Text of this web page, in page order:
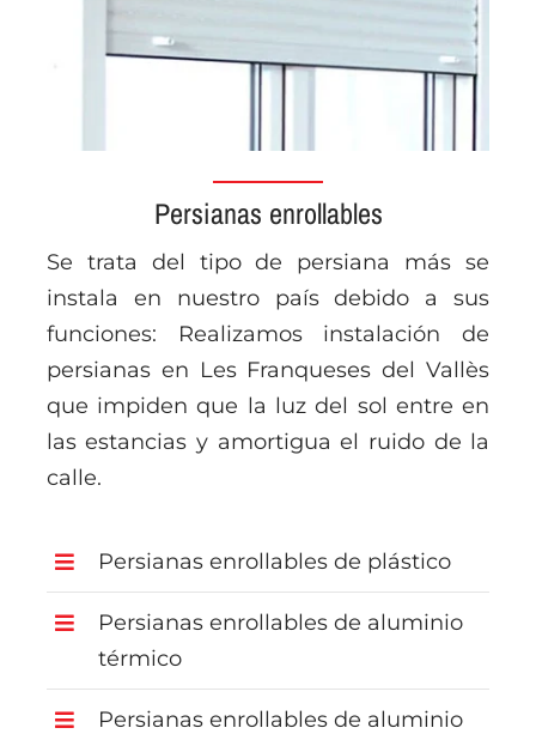
Persianas enrollables
Se trata del tipo de persiana más se
instala en nuestro país debido a sus
funciones: Realizamos instalación de
persianas en Les Franqueses del Vallès
que impiden que la luz del sol entre en
las estancias y amortigua el ruido de la
calle.
Persianas enrollables de plástico
Persianas enrollables de aluminio
térmico
Persianas enrollables de aluminio